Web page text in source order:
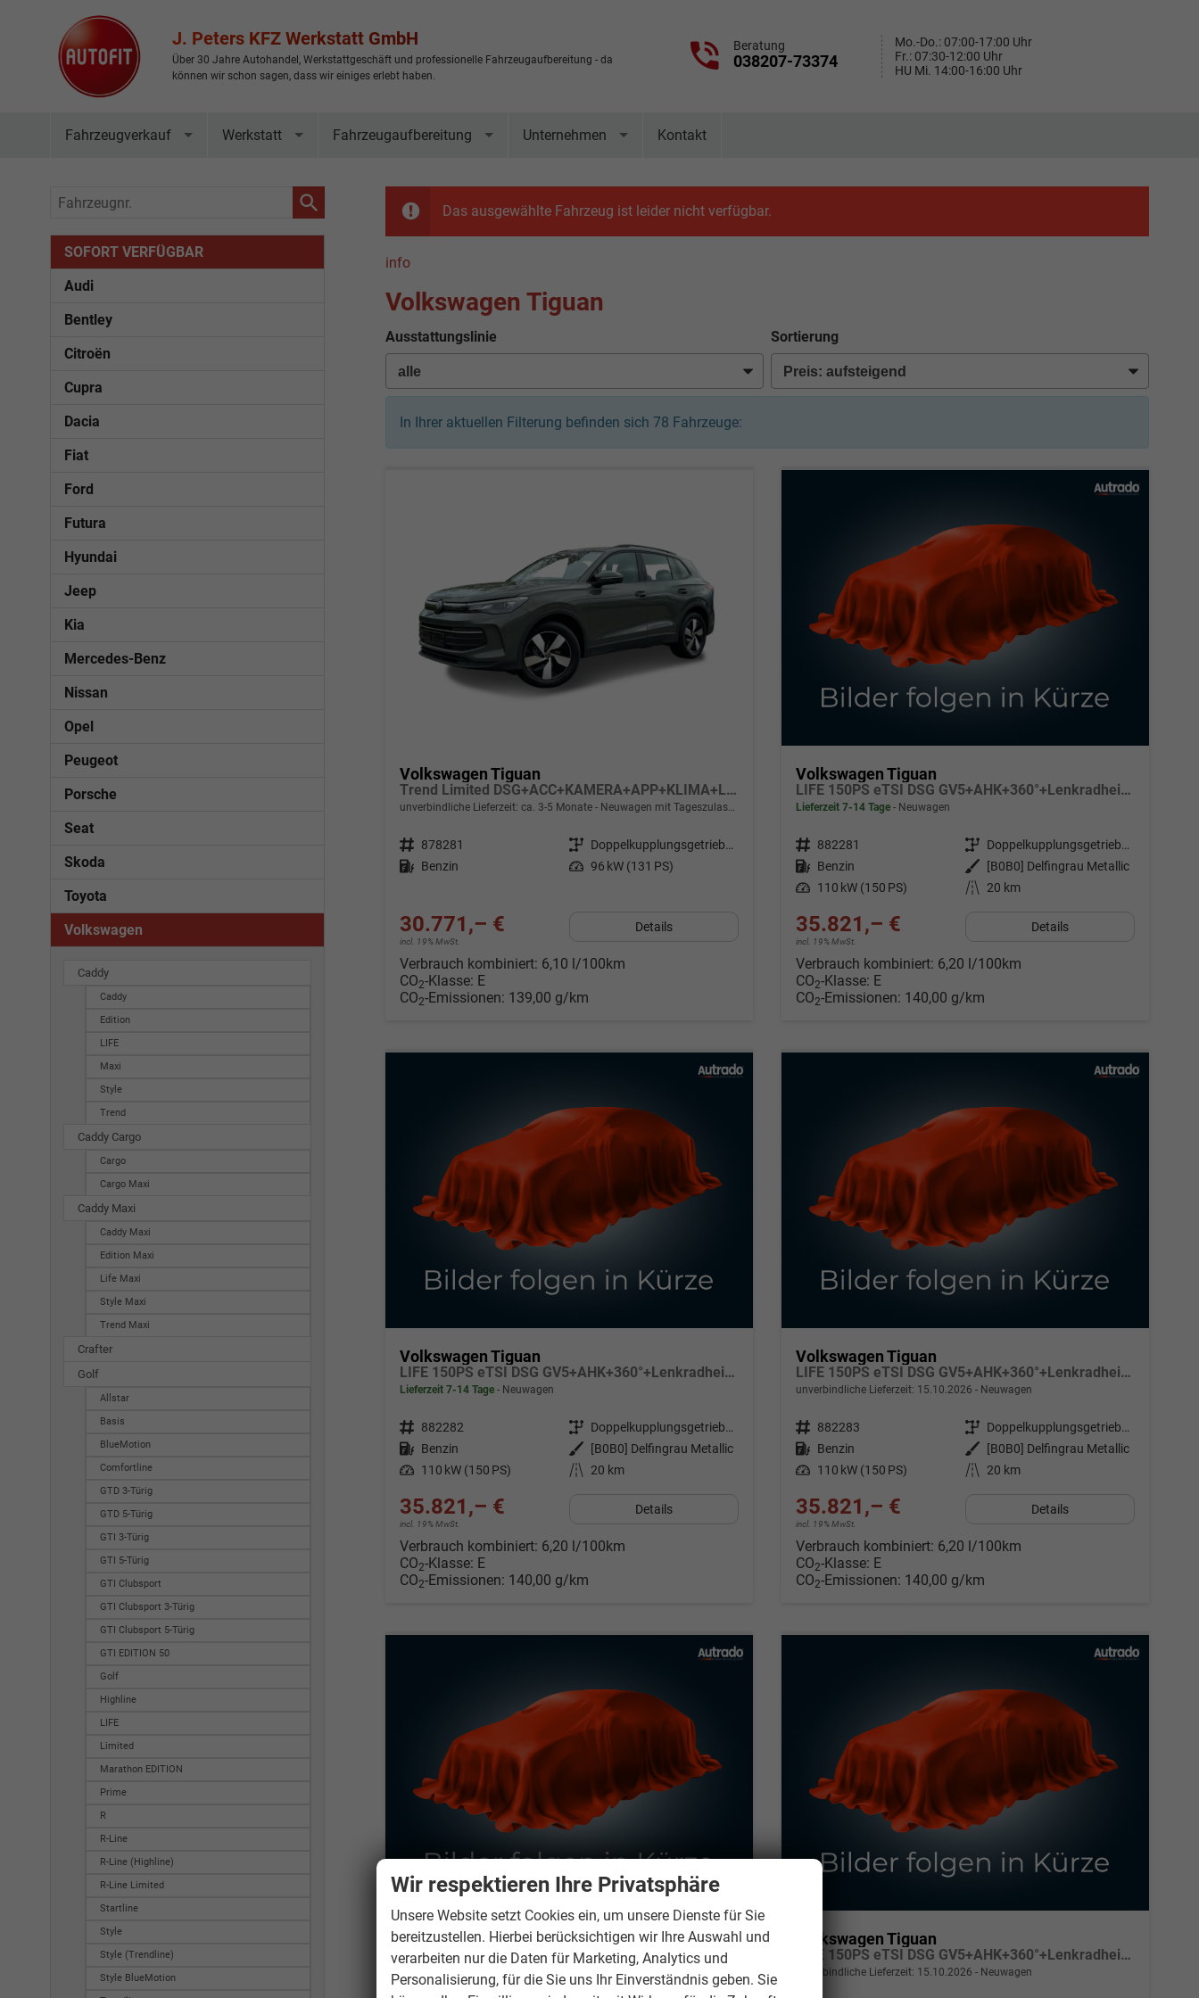
J. Peters KFZ Werkstatt GmbH
Über 30 Jahre Autohandel, Werkstattgeschäft und professionelle Fahrzeugaufbereitung - da
können wir schon sagen, dass wir einiges erlebt haben.
Beratung
038207-73374
Mo.-Do.: 07:00-17:00 Uhr
Fr.: 07:30-12:00 Uhr
HU Mi. 14:00-16:00 Uhr
Fahrzeugverkauf Werkstatt Fahrzeugaufbereitung Unternehmen Kontakt
Das ausgewählte Fahrzeug ist leider nicht verfügbar.
info
Volkswagen Tiguan
Ausstattungslinie Sortierung
In Ihrer aktuellen Filterung befinden sich 78 Fahrzeuge:
Volkswagen Tiguan
Trend Limited DSG+ACC+KAMERA+APP+KLIMA+LED+17" LM
unverbindliche Lieferzeit: ca. 3-5 Monate Neuwagen mit Tageszulassung
Fahrzeugnr. 878281 Getriebe
Doppelkupplungsgetriebe (DSG)
Kraftstoff Benzin Leistung 96 kW (131 PS)
30.771,– €
incl. 19% MwSt.
Details
Verbrauch kombiniert: 6,10 l/100km
CO2-Klasse: E
CO2-Emissionen: 139,00 g/km
Volkswagen Tiguan
LIFE 150PS eTSI DSG GV5+AHK+360°+Lenkradheiz+IQ.Drive+ACC+App+eHeck+LED
Lieferzeit 7-14 Tage Neuwagen
Fahrzeugnr. 882281 Getriebe
Doppelkupplungsgetriebe (DSG)
Kraftstoff Benzin Außenfarbe
[B0B0] Delfingrau Metallic
Leistung 110 kW (150 PS) Kilometerstand 20 km
35.821,– €
incl. 19% MwSt.
Details
Verbrauch kombiniert: 6,20 l/100km
CO2-Klasse: E
CO2-Emissionen: 140,00 g/km
Volkswagen Tiguan
LIFE 150PS eTSI DSG GV5+AHK+360°+Lenkradheiz+IQ.Drive+ACC+App+eHeck+LED
Lieferzeit 7-14 Tage Neuwagen
Fahrzeugnr. 882282 Getriebe
Doppelkupplungsgetriebe (DSG)
Kraftstoff Benzin Außenfarbe
[B0B0] Delfingrau Metallic
Leistung 110 kW (150 PS) Kilometerstand 20 km
35.821,– €
incl. 19% MwSt.
Details
Verbrauch kombiniert: 6,20 l/100km
CO2-Klasse: E
CO2-Emissionen: 140,00 g/km
Volkswagen Tiguan
LIFE 150PS eTSI DSG GV5+AHK+360°+Lenkradheiz+IQ.Drive+ACC+App+eHeck+LED
unverbindliche Lieferzeit: 15.10.2026 Neuwagen
Fahrzeugnr. 882283 Getriebe
Doppelkupplungsgetriebe (DSG)
Kraftstoff Benzin Außenfarbe
[B0B0] Delfingrau Metallic
Leistung 110 kW (150 PS) Kilometerstand 20 km
35.821,– €
incl. 19% MwSt.
Details
Verbrauch kombiniert: 6,20 l/100km
CO2-Klasse: E
CO2-Emissionen: 140,00 g/km
Volkswagen Tiguan
LIFE 150PS eTSI DSG GV5+AHK+360°+Lenkradheiz+IQ.Drive+ACC+App+eHeck+LED
unverbindliche Lieferzeit: 15.10.2026 Neuwagen
Volkswagen Tiguan
LIFE 150PS eTSI DSG GV5+AHK+360°+Lenkradheiz+IQ.Drive+ACC+App+eHeck+LED
unverbindliche Lieferzeit: 15.10.2026 Neuwagen
Fahrzeugnr.
SOFORT VERFÜGBAR
Audi
Bentley
Citroën
Cupra
Dacia
Fiat
Ford
Futura
Hyundai
Jeep
Kia
Mercedes-Benz
Nissan
Opel
Peugeot
Porsche
Seat
Skoda
Toyota
Volkswagen
Caddy
Caddy
Edition
LIFE
Maxi
Style
Trend
Caddy Cargo
Cargo
Cargo Maxi
Caddy Maxi
Caddy Maxi
Edition Maxi
Life Maxi
Style Maxi
Trend Maxi
Crafter
Golf
Allstar
Basis
BlueMotion
Comfortline
GTD 3-Türig
GTD 5-Türig
GTI 3-Türig
GTI 5-Türig
GTI Clubsport
GTI Clubsport 3-Türig
GTI Clubsport 5-Türig
GTI EDITION 50
Golf
Highline
LIFE
Limited
Marathon EDITION
Prime
R
R-Line
R-Line (Highline)
R-Line Limited
Startline
Style
Style (Trendline)
Style BlueMotion
Wir respektieren Ihre Privatsphäre
Unsere Website setzt Cookies ein, um unsere Dienste für Sie
bereitzustellen. Hierbei berücksichtigen wir Ihre Auswahl und
verarbeiten nur die Daten für Marketing, Analytics und
Personalisierung, für die Sie uns Ihr Einverständnis geben. Sie